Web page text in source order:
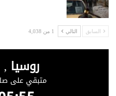
السابق التالي 1 من 4,038